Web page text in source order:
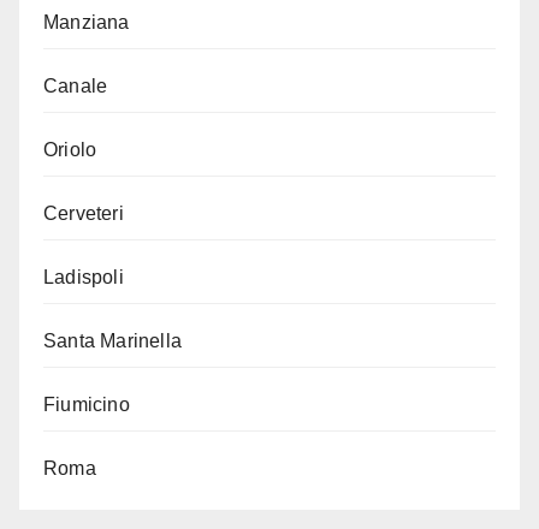
Manziana
Canale
Oriolo
Cerveteri
Ladispoli
Santa Marinella
Fiumicino
Roma